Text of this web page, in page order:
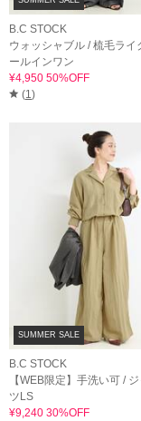
B.C STOCK
ウォッシャブル / 梳毛ライ
ールインワン
¥4,950 50%OFF
(1 )
SUMMER SALE
B.C STOCK
【WEB限定】手洗い可 /
ツLS
¥9,240 30%OFF